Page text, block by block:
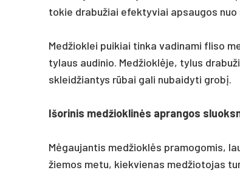
tokie drabužiai efektyviai apsaugos
Medžioklei puikiai tinka vadinami fliso
tylaus audinio. Medžioklėje, tylus
skleidžiantys rūbai gali nubaidyti grobį.
Išorinis medžioklinės aprangos
Mėgaujantis medžioklės pramogomis,
žiemos metu, kiekvienas medžiotojas